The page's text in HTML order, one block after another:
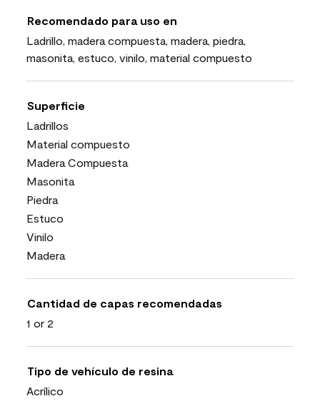
Recomendado para uso en
Ladrillo, madera compuesta, madera, piedra,
masonita, estuco, vinilo, material compuesto
Superficie
Ladrillos
Material compuesto
Madera Compuesta
Masonita
Piedra
Estuco
Vinilo
Madera
Cantidad de capas recomendadas
1 or 2
Tipo de vehículo de resina
Acrílico